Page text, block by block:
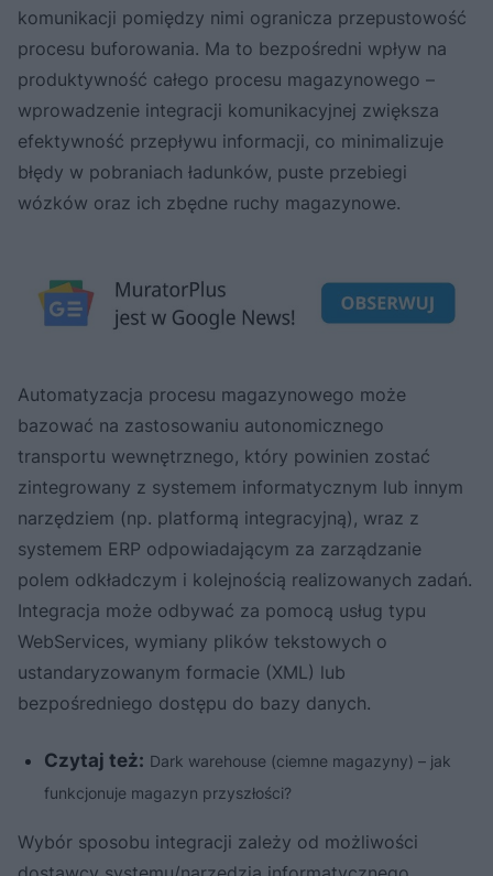
komunikacji pomiędzy nimi ogranicza przepustowość
procesu buforowania. Ma to bezpośredni wpływ na
produktywność całego procesu magazynowego –
wprowadzenie integracji komunikacyjnej zwiększa
efektywność przepływu informacji, co minimalizuje
błędy w pobraniach ładunków, puste przebiegi
wózków oraz ich zbędne ruchy magazynowe.
Automatyzacja procesu magazynowego może
bazować na zastosowaniu autonomicznego
transportu wewnętrznego, który powinien zostać
zintegrowany z systemem informatycznym lub innym
narzędziem (np. platformą integracyjną), wraz z
systemem ERP odpowiadającym za zarządzanie
polem odkładczym i kolejnością realizowanych zadań.
Integracja może odbywać za pomocą usług typu
WebServices, wymiany plików tekstowych o
ustandaryzowanym formacie (XML) lub
bezpośredniego dostępu do bazy danych.
Czytaj też: Dark warehouse (ciemne magazyny) – jak
funkcjonuje magazyn przyszłości?
Wybór sposobu integracji zależy od możliwości